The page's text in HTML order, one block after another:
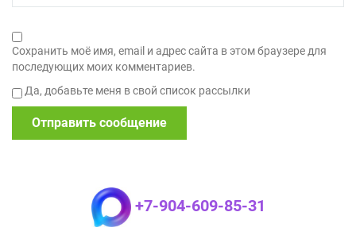
Сохранить моё имя, email и адрес сайта в этом браузере для
последующих моих комментариев.
Да, добавьте меня в свой список рассылки
+7-904-609-85-31